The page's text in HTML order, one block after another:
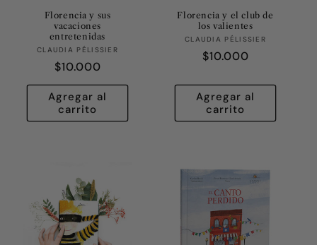
Florencia y sus
vacaciones
entretenidas
Proveedor:
CLAUDIA PÉLISSIER
Precio
habitual
$10.000
Agregar al
carrito
Florencia y el club de
los valientes
Proveedor:
CLAUDIA PÉLISSIER
Precio
$10.000
Agregar al
carrito